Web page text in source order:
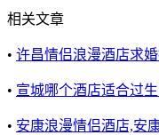
相关文章
• 许昌情侣浪漫酒店求
• 宣城哪个酒店适合过
• 安康浪漫情侣酒店,安